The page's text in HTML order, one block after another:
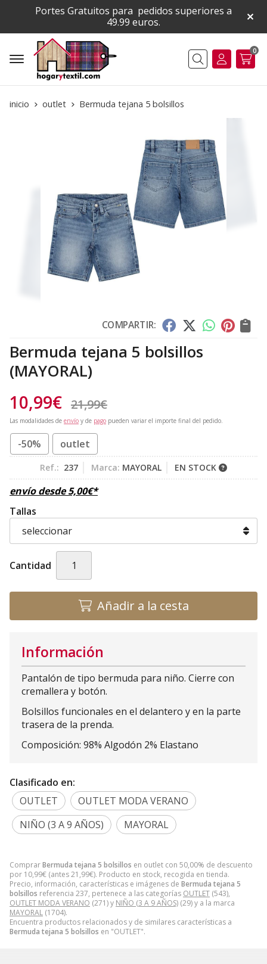
Portes Gratuitos para pedidos superiores a
49.99 euros.
Buscar
0
inicio outlet Bermuda tejana 5 bolsillos
COMPARTIR:
Bermuda tejana 5 bolsillos
(MAYORAL)
10,99€ 21,99€
Las modalidades de envío y de pago pueden variar el importe final del pedido.
-50% outlet
Ref.: 237 Marca: MAYORAL EN STOCK
envío desde5,00€*
Tallas
Cantidad
Añadir a la cesta
ComprarBermuda tejana 5 bolsillos en outlet con 50,00% de descuento
por 10,99€ (antes21,99€). Producto en stock, recogida en tienda.
Precio, información, características e imágenes de Bermuda tejana 5
bolsillos referencia 237, pertenece a las categorías OUTLET (543),
OUTLET MODA VERANO (271) y NIÑO (3 A 9 AÑOS) (29) y a la marca
MAYORAL (1704).
Encuentra productos relacionados y de similares características a
Bermuda tejana 5 bolsillos en "OUTLET".
Información
Pantalón de tipo bermuda para niño. Cierre con
cremallera y botón.
Bolsillos funcionales en el delantero y en la parte
trasera de la prenda.
Composición: 98% Algodón 2% Elastano
Clasificado en:
OUTLET
OUTLET MODA VERANO
NIÑO (3 A 9 AÑOS)
MAYORAL